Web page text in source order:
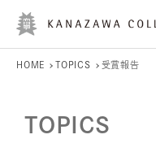
HOME TOPICS 受賞報告
TOPICS